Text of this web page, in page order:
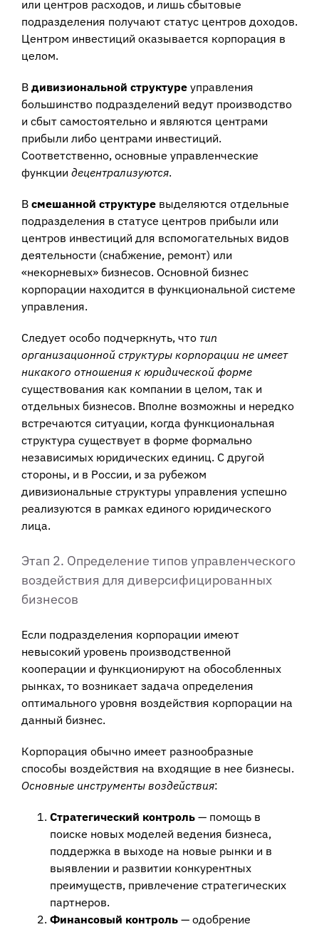
или центров расходов, и лишь сбытовые
подразделения получают статус центров доходов.
Центром инвестиций оказывается корпорация в
целом.
В дивизиональной структуре управления
большинство подразделений ведут производство
и сбыт самостоятельно и являются центрами
прибыли либо центрами инвестиций.
Соответственно, основные управленческие
функции децентрализуются.
В смешанной структуре выделяются отдельные
подразделения в статусе центров прибыли или
центров инвестиций для вспомогательных видов
деятельности (снабжение, ремонт) или
«некорневых» бизнесов. Основной бизнес
корпорации находится в функциональной системе
управления.
Следует особо подчеркнуть, что тип
организационной структуры корпорации не имеет
никакого отношения к юридической форме
существования как компании в целом, так и
отдельных бизнесов. Вполне возможны и нередко
встречаются ситуации, когда функциональная
структура существует в форме формально
независимых юридических единиц. С другой
стороны, и в России, и за рубежом
дивизиональные структуры управления успешно
реализуются в рамках единого юридического
лица.
Этап 2. Определение типов управленческого
воздействия для диверсифицированных
бизнесов
Если подразделения корпорации имеют
невысокий уровень производственной
кооперации и функционируют на обособленных
рынках, то возникает задача определения
оптимального уровня воздействия корпорации на
данный бизнес.
Корпорация обычно имеет разнообразные
способы воздействия на входящие в нее бизнесы.
Основные инструменты воздействия:
Стратегический контроль — помощь в
поиске новых моделей ведения бизнеса,
поддержка в выходе на новые рынки и в
выявлении и развитии конкурентных
преимуществ, привлечение стратегических
партнеров.
Финансовый контроль — одобрение